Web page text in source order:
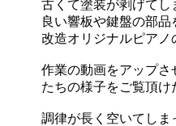
古くて塗装が剥げて
良い響板や鍵盤の部
改造オリジナルピアノ
作業の動画をアップ
たちの様子をご覧頂け
調律が長く空いてし